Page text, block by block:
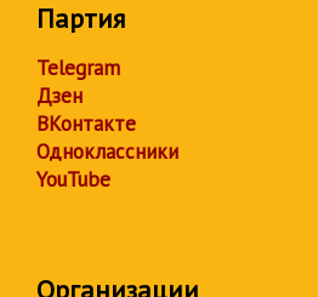
Партия
Telegram
Дзен
ВКонтакте
Одноклассники
YouTube
Организации